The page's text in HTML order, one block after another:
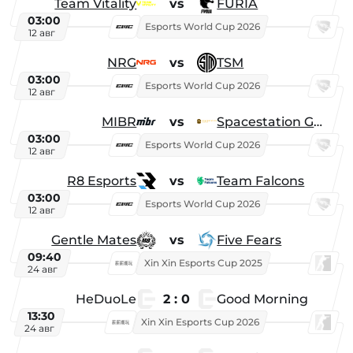
Team Vitality vs FURIA
03:00
12 авг
Esports World Cup 2026
NRG vs TSM
03:00
12 авг
Esports World Cup 2026
MIBR vs Spacestation Gaming
03:00
12 авг
Esports World Cup 2026
R8 Esports vs Team Falcons
03:00
12 авг
Esports World Cup 2026
Gentle Mates vs Five Fears
09:40
24 авг
Xin Xin Esports Cup 2025
HeDuoLe 2 : 0 Good Morning
13:30
24 авг
Xin Xin Esports Cup 2026